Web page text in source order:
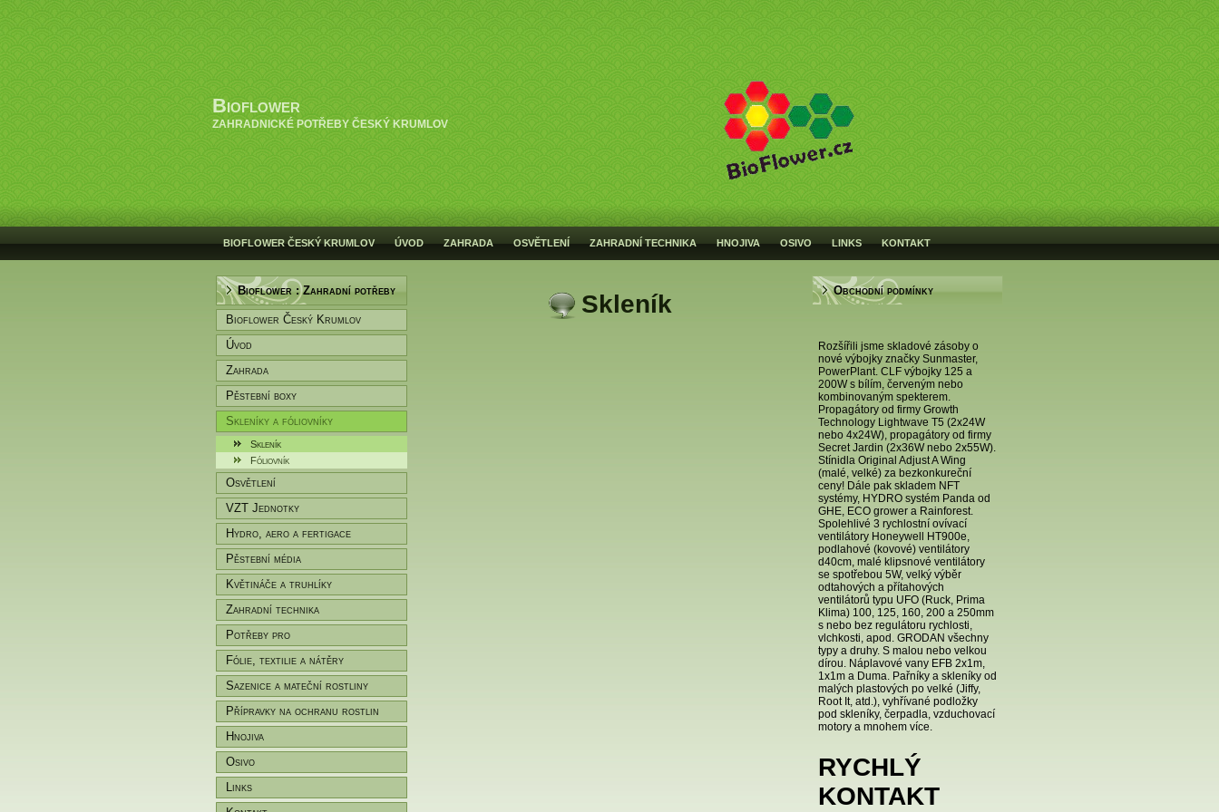
Bioflower
ZAHRADNICKÉ POTŘEBY ČESKÝ KRUMLOV
BIOFLOWER ČESKÝ KRUMLOV ÚVOD ZAHRADA OSVĚTLENÍ ZAHRADNÍ TECHNIKA HNOJIVA OSIVO LINKS KONTAKT
Bioflower : Zahradní potřeby
Bioflower Český Krumlov
Úvod
Zahrada
Pěstební boxy
Skleníky a fóliovníky
Skleník
Fóliovník
Osvětlení
VZT Jednotky
Hydro, aero a fertigace
Pěstební média
Květináče a truhlíky
Zahradní technika
Potřeby pro
zahradníky/pěstitele
Fólie, textilie a nátěry
Sazenice a mateční rostliny
Přípravky na ochranu rostlin
Hnojiva
Osivo
Links
Skleník Obchodní podmínky
Rozšířili jsme skladové zásoby o
nové výbojky značky Sunmaster,
PowerPlant. CLF výbojky 125 a
200W s bílím, červeným nebo
kombinovaným spekterem.
Propagátory od firmy Growth
Technology Lightwave T5 (2x24W
nebo 4x24W), propagátory od firmy
Secret Jardin (2x36W nebo 2x55W).
Stínidla Original Adjust A Wing
(malé, velké) za bezkonkureční
ceny! Dále pak skladem NFT
systémy, HYDRO systém Panda od
GHE, ECO grower a Rainforest.
Spolehlivé 3 rychlostní ovívací
ventilátory Honeywell HT900e,
podlahové (kovové) ventilátory
d40cm, malé klipsnové ventilátory
se spotřebou 5W, velký výběr
odtahových a přítahových
ventilátorů typu UFO (Ruck, Prima
Klima) 100, 125, 160, 200 a 250mm
s nebo bez regulátoru rychlosti,
vlchkosti, apod. GRODAN všechny
typy a druhy. S malou nebo velkou
dírou. Náplavové vany EFB 2x1m,
1x1m a Duma. Pařníky a skleníky od
malých plastových po velké (Jiffy,
Root It, atd.), vyhřívané podložky
pod skleníky, čerpadla, vzduchovací
motory a mnohem více.
RYCHLÝ
KONTAKT